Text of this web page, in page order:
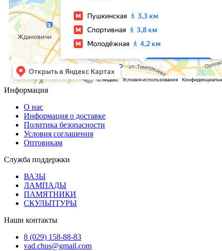
Информация
О нас
Информация о доставке
Политика безопасности
Условия соглашения
Оптовикам
Служба поддержки
ВАЗЫ
ЛАМПАДЫ
ПАМЯТНИКИ
СКУЛЬПТУРЫ
Наши контакты
8 (029) 158-88-83
vad.chus@gmail.com